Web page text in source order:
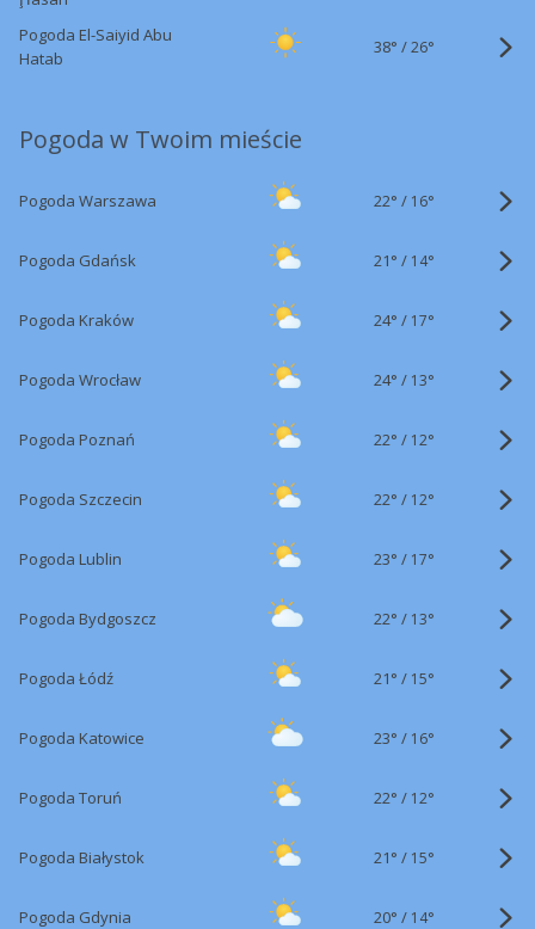
Pogoda El-Saiyid Abu
Hatab
38° /26°
Pogoda w Twoim mieście
Pogoda Warszawa 22° / 16°
Pogoda Gdańsk 21° / 14°
Pogoda Kraków 24° / 17°
Pogoda Wrocław 24° / 13°
Pogoda Poznań 22° / 12°
Pogoda Szczecin 22° / 12°
Pogoda Lublin 23° / 17°
Pogoda Bydgoszcz 22° / 13°
Pogoda Łódź 21° / 15°
Pogoda Katowice 23° / 16°
Pogoda Toruń 22° / 12°
Pogoda Białystok 21° / 15°
Pogoda Gdynia 20° / 14°